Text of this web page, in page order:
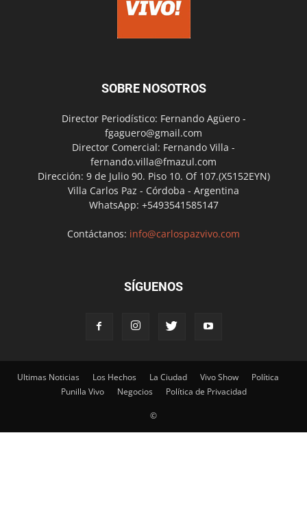
SOBRE NOSOTROS
Director Periodístico: Fernando Agüero -
fgaguero@gmail.com
Director Comercial: Fernando Villa -
fernando.villa@fmazul.com
Dirección: 9 de Julio 90. Piso 10. Of 107.(X5152EYN)
Villa Carlos Paz - Córdoba - Argentina
WhatsApp: +5493541585147
Contáctanos: info@carlospazvivo.com
SÍGUENOS
Ultimas Noticias Los Hechos La Ciudad Vivo Show
Política
Punilla Vivo
Negocios Política de Privacidad
©